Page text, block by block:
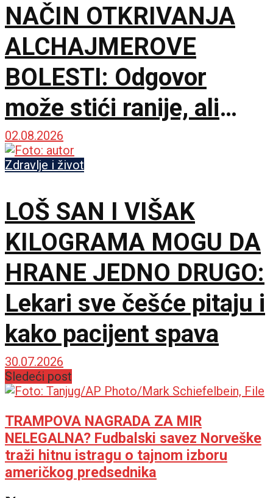
NAČIN OTKRIVANJA
ALCHAJMEROVE
BOLESTI: Odgovor
može stići ranije, ali
terapija još zaostaje
02.08.2026
Zdravlje i život
LOŠ SAN I VIŠAK
KILOGRAMA MOGU DA
HRANE JEDNO DRUGO:
Lekari sve češće pitaju i
kako pacijent spava
30.07.2026
Sledeći post
TRAMPOVA NAGRADA ZA MIR
NELEGALNA? Fudbalski savez Norveške
traži hitnu istragu o tajnom izboru
američkog predsednika